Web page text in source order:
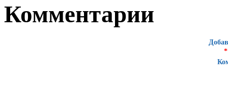
Комментарии
*